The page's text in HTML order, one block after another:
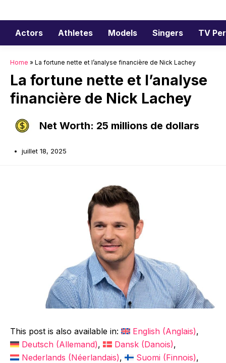
au
contenu
Actors Athletes Models Singers TV
Home » La fortune nette et l’analyse financière de Nick Lachey
La fortune nette et l’analyse
financière de Nick Lachey
Net Worth: 25 millions de dollars
juillet 18, 2025
This post is also available in: English(Anglais)
Deutsch(Allemand) Dansk(Danois)
Nederlands (Néerlandais) Suomi(Finnois)